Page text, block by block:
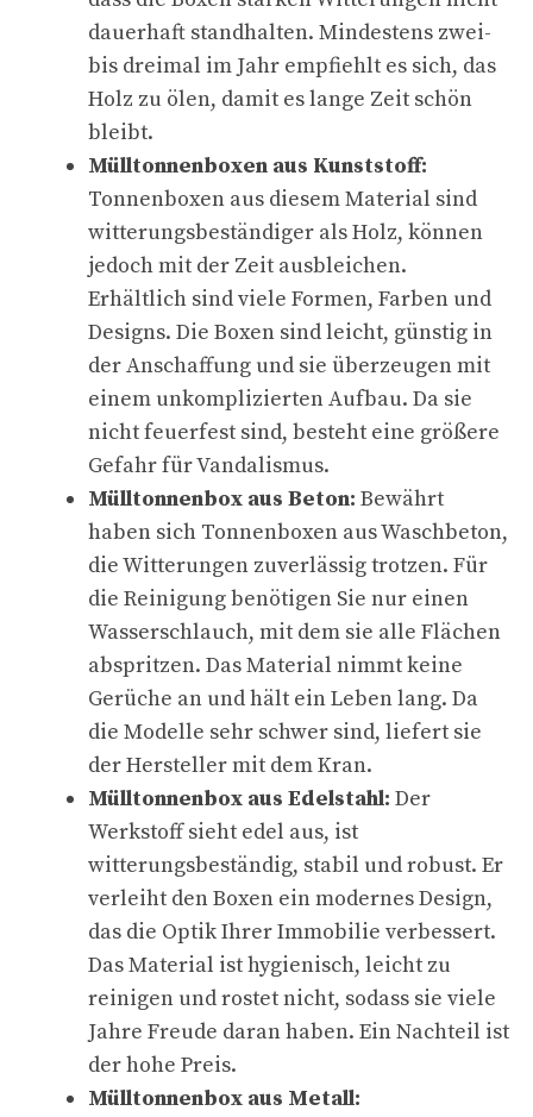
dauerhaft standhalten. Mindestens zwei-
bis dreimal im Jahr empfiehlt es sich, das
Holz zu ölen, damit es lange Zeit schön
bleibt.
Mülltonnenboxen aus Kunststoff:
Tonnenboxen aus diesem Material sind
witterungsbeständiger als Holz, können
jedoch mit der Zeit ausbleichen.
Erhältlich sind viele Formen, Farben und
Designs. Die Boxen sind leicht, günstig in
der Anschaffung und sie überzeugen mit
einem unkomplizierten Aufbau. Da sie
nicht feuerfest sind, besteht eine größere
Gefahr für Vandalismus.
Mülltonnenbox aus Beton: Bewährt
haben sich Tonnenboxen aus Waschbeton,
die Witterungen zuverlässig trotzen. Für
die Reinigung benötigen Sie nur einen
Wasserschlauch, mit dem sie alle Flächen
abspritzen. Das Material nimmt keine
Gerüche an und hält ein Leben lang. Da
die Modelle sehr schwer sind, liefert sie
der Hersteller mit dem Kran.
Mülltonnenbox aus Edelstahl: Der
Werkstoff sieht edel aus, ist
witterungsbeständig, stabil und robust. Er
verleiht den Boxen ein modernes Design,
das die Optik Ihrer Immobilie verbessert.
Das Material ist hygienisch, leicht zu
reinigen und rostet nicht, sodass sie viele
Jahre Freude daran haben. Ein Nachteil ist
der hohe Preis.
Mülltonnenbox aus Metall: